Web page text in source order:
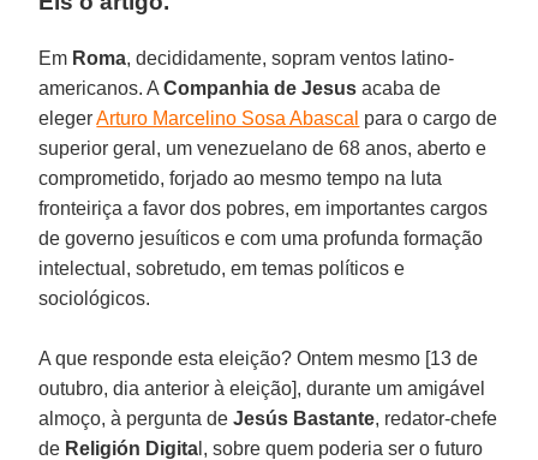
Em Roma, decididamente, sopram ventos latino-
americanos. ACompanhia de Jesus acaba de
elegerArturo Marcelino Sosa Abascal para o cargo de
superior geral, um venezuelano de 68 anos, aberto e
comprometido, forjado ao mesmo tempo na luta
fronteiriça a favor dos pobres, em importantes cargos
de governo jesuíticos e com uma profunda formação
intelectual, sobretudo, em temas políticos e
sociológicos.
A que responde esta eleição? Ontem mesmo [13 de
outubro, dia anterior à eleição], durante um amigável
almoço, à pergunta deJesús Bastante, redator-chefe
de Religión Digita l, sobre quem poderia ser o futuro